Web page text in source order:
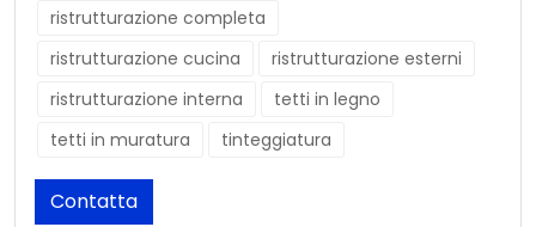
ristrutturazione completa
ristrutturazione cucina
ristrutturazione esterni
ristrutturazione interna
tetti in legno
tetti in muratura
tinteggiatura
Contatta